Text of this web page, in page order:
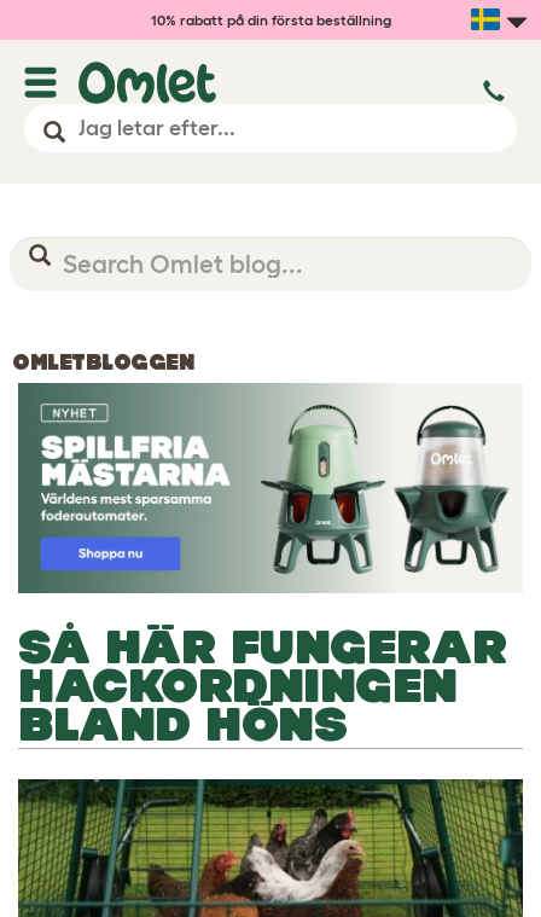
10% rabatt på din första beställning
OMLETBLOGGEN
SÅ HÄR FUNGERAR
HACKORDNINGEN
BLAND HÖNS